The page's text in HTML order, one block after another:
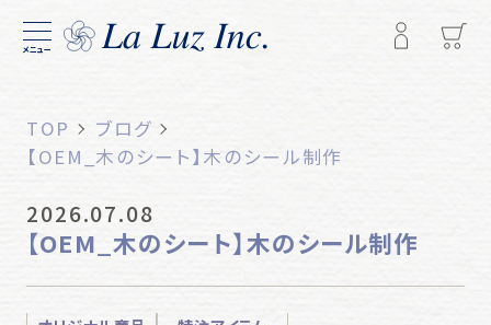
メニュー
TOP
ブログ
【OEM_木のシート】木のシール制作
2026.07.08
【OEM_木のシート】木のシール制作